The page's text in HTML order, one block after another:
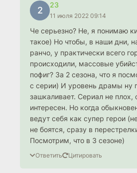
2
23
11 июля 2022 09:14
Че серьезно? Не, я понимаю
такое) Но чтобы, в наши дни,
ранчо, у практически всего
происходили, массовые
пофиг? За 2 сезона, что я
с серии) И уровень драмы ну
зашкаливает. Сериал не плох,
интересен. Но когда
ведут себя как супер герои
не боятся, сразу в
Посмотрим, что в 3 сезоне)
Ответить Цитировать